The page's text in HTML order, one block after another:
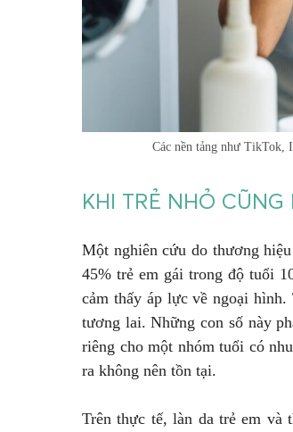
Các nền tảng như TikTok,
KHI TRẺ NHỎ
Một nghiên cứu do thương
45% trẻ em gái trong độ tuổi
cảm thấy áp lực về ngoại
tương lai. Những con số này
riêng cho một nhóm tuổi có
ra không nên tồn tại.
Trên thực tế, làn da trẻ em và